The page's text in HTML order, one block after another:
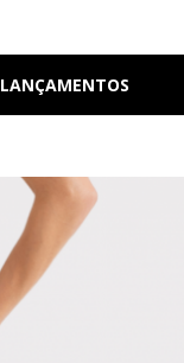
LANÇAMENTOS